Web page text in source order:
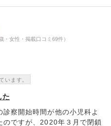
・女性・掲載口コミ69件）
います。
た
察開始時間が他の小児科よ
のですが、2020年３月で閉鎖